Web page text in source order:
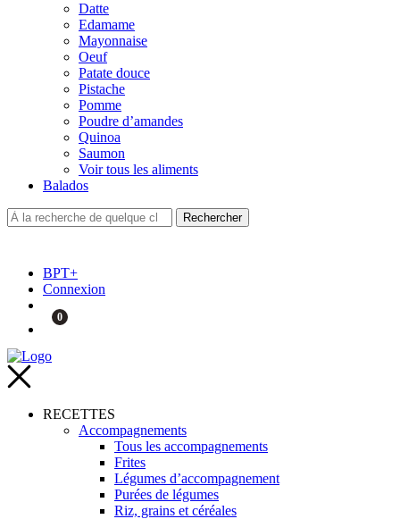
Datte
Edamame
Mayonnaise
Oeuf
Patate douce
Pistache
Pomme
Poudre d’amandes
Quinoa
Saumon
Voir tous les aliments
Balados
BPT+
Connexion
0
RECETTES
Accompagnements
Tous les accompagnements
Frites
Légumes d’accompagnement
Purées de légumes
Riz, grains et céréales